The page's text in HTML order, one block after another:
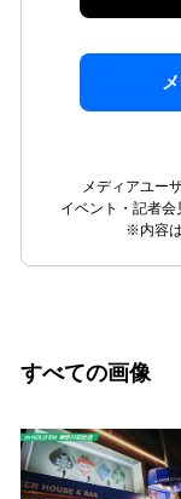
メディアユー
イベント・記者会
※内容
すべての画像